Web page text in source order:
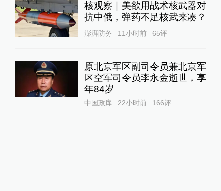
核观察｜美欲用战术核武器对
抗中俄，弹药不足核武来凑？
澎湃防务 11小时前 65评
原北京军区副司令员兼北京军
区空军司令员李永金逝世，享
年84岁
中国政库 22小时前 166评